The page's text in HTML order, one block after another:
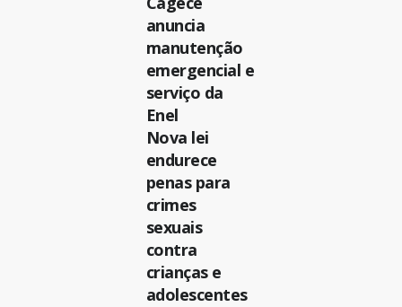
anuncia
manutenção
emergencial e
serviço da
Enel
Nova lei
endurece
penas para
crimes
sexuais
contra
crianças e
adolescentes